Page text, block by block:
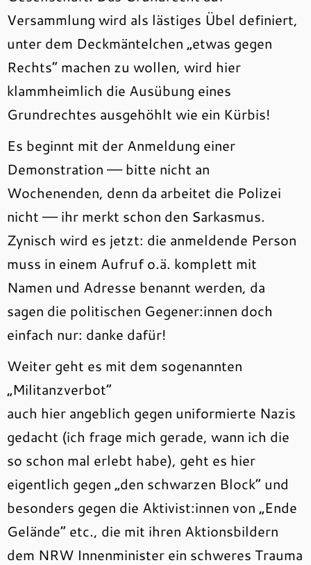
Versammlung wird als lästiges Übel definiert,
unter dem Deckmäntelchen „etwas gegen
Rechts“ machen zu wollen, wird hier
klammheimlich die Ausübung eines
Grundrechtes ausgehöhlt wie ein Kürbis!
Es beginnt mit der Anmeldung einer
Demonstration –– bitte nicht an
Wochenenden, denn da arbeitet die Polizei
nicht –– ihr merkt schon den Sarkasmus.
Zynisch wird es jetzt: die anmeldende Person
muss in einem Aufruf o.ä. komplett mit
Namen und Adresse benannt werden, da
sagen die politischen Gegener:innen doch
einfach nur: danke dafür!
Weiter geht es mit dem sogenannten
„Militanzverbot“
auch hier angeblich gegen uniformierte Nazis
gedacht (ich frage mich gerade, wann ich die
so schon mal erlebt habe), geht es hier
eigentlich gegen „den schwarzen Block“ und
besonders gegen die Aktivist:innen von „Ende
Gelände“ etc., die mit ihren Aktionsbildern
dem NRW Innenminister ein schweres Trauma